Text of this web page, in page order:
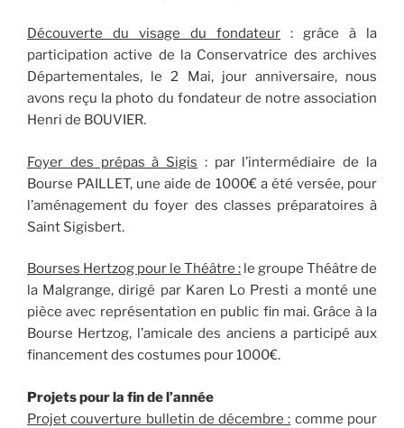
Découverte du visage du fondateur : grâce à la
participation active de la Conservatrice des archives
Départementales, le 2 Mai, jour anniversaire, nous
avons reçu la photo du fondateur de notre association
Henri de BOUVIER.
Foyer des prépas à Sigis : par l’intermédiaire de la
Bourse PAILLET, une aide de 1000€ a été versée, pour
l’aménagement du foyer des classes préparatoires à
Saint Sigisbert.
Bourses Hertzog pour le Théâtre : le groupe Théâtre de
la Malgrange, dirigé par Karen Lo Presti a monté une
pièce avec représentation en public fin mai. Grâce à la
Bourse Hertzog, l’amicale des anciens a participé aux
financement des costumes pour 1000€.
Projets pour la fin de l’année
Projet couverture bulletin de décembre : comme pour